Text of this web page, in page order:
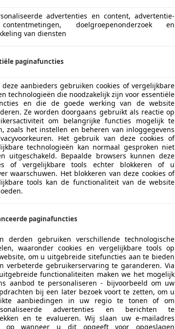
advertenties en content, advertentie-
doelgroepenonderzoek en
van diensten
paginafuncties
aanbieders gebruiken cookies of vergelijkbare
technologieën die noodzakelijk zijn voor essentiële
en die de goede werking van de website
Ze worden doorgaans gebruikt als reactie op
om belangrijke functies mogelijk te
zoals het instellen en beheren van inloggegevens
Het gebruik van deze cookies of
technologieën kan normaal gesproken niet
uitgeschakeld. Bepaalde browsers kunnen deze
of vergelijkbare tools echter blokkeren of u
waarschuwen. Het blokkeren van deze cookies of
tools kan de functionaliteit van de website
paginafuncties
derden gebruiken verschillende technologische
waaronder cookies en vergelijkbare tools op
om u uitgebreide sitefuncties aan te bieden
verbeterde gebruikerservaring te garanderen. Via
functionaliteiten maken we het mogelijk
aanbod te personaliseren - bijvoorbeeld om uw
bij een later bezoek voort te zetten, om u
aanbiedingen in uw regio te tonen of om
advertenties en berichten te
en te evalueren. Wij slaan uw e-mailadres
op wanneer u dit opgeeft voor opgeslagen